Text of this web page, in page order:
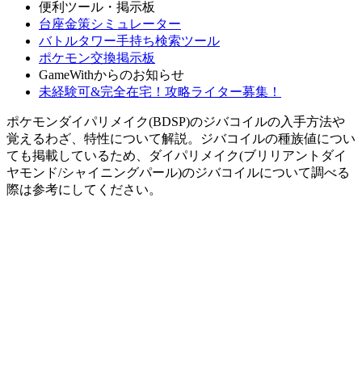
便利ツール・掲示板
台座金策シミュレーター
バトルタワー手持ち検索ツール
ポケモン交換掲示板
GameWithからのお知らせ
未経験可&完全在宅！攻略ライター募集！
ポケモンダイパリメイク(BDSP)のジバコイルの入手方法や
覚えるわざ、特性について解説。ジバコイルの種族値につい
ても掲載しているため、ダイパリメイク(ブリリアントダイ
ヤモンド/シャイニングパール)のジバコイルについて調べる
際は参考にしてください。